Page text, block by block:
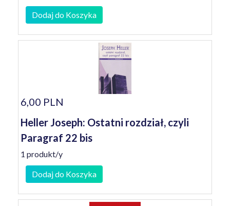
Dodaj do Koszyka
6,00 PLN
Heller Joseph: Ostatni rozdział, czyli
Paragraf 22 bis
1 produkt/y
Dodaj do Koszyka